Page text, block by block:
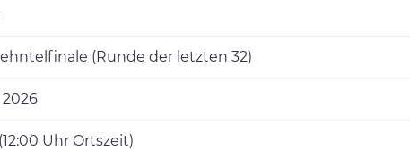
(Runde der letzten 32)
Uhr Ortszeit)